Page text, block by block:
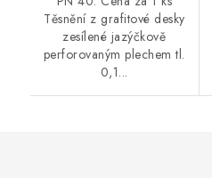
Těsnění z grafitové desky
zesílené jazýčkově
perforovaným plechem tl.
0,1...